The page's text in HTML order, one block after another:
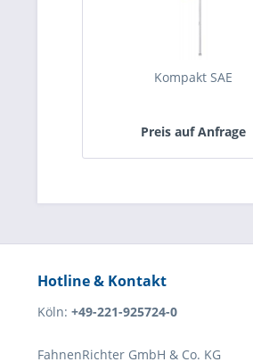
Kompakt SAE
Preis auf Anfrage
Hotline & Kontakt
Köln: +49-221-925724-0
FahnenRichter GmbH & Co. KG